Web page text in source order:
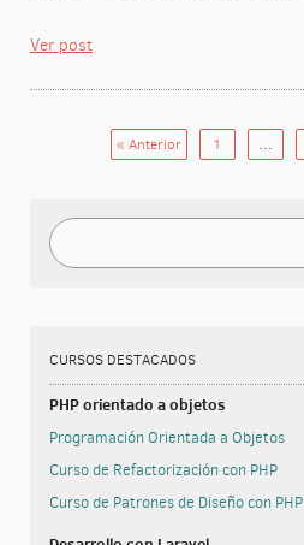
Ver post
« Anterior 1 …
Buscar:
CURSOS DESTACADOS
PHP orientado a objetos
Programación Orientada a Objetos
Curso de Refactorización con PHP
Curso de Patrones de Diseño con PHP